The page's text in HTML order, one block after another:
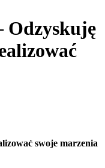
Odzyskuję
swoje marzenia